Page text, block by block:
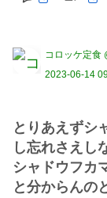
コロッケ定食
2023-06-14
とりあえずシ
し忘れさえし
シャドウフカ
と分からんの